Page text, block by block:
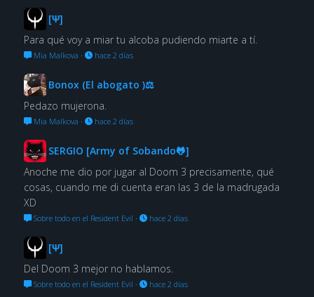
[Ψ]
Para qué voy a miar tu alcoba pudiendo miarte a tí.
Mia Malkova · hace 2 días
Bonox (El abogato )⚖
Pedazo mujerona.
Mia Malkova · hace 2 días
SERGIO [Army of Sobando🐸]
Anoche me dio por jugar al Doom 3 precisamente, qué
cosas, cuando me di cuenta eran las 3 de la madrugada
XD
Sobre todo en el Resident Evil · hace 2 días
[Ψ]
Del Doom 3 mejor no hablamos.
Sobre todo en el Resident Evil · hace 2 días